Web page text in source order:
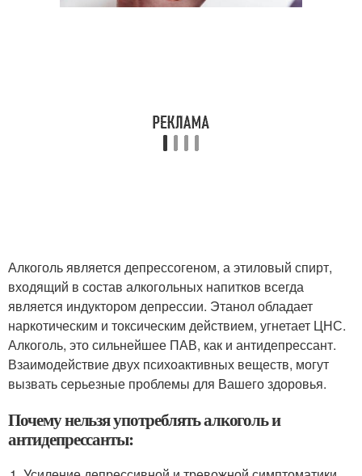
Алкоголь является депрессогеном, а этиловый спирт,
входящий в состав алкогольных напитков всегда
является индуктором депрессии. Этанол обладает
наркотическим и токсическим действием, угнетает ЦНС.
Алкоголь, это сильнейшее ПАВ, как и антидепрессант.
Взаимодействие двух психоактивных веществ, могут
вызвать серьезные проблемы для Вашего здоровья.
Почему нельзя употреблять алкоголь и
антидепрессанты: